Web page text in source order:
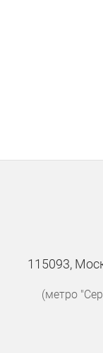
115093,
(метро